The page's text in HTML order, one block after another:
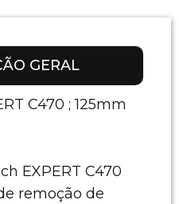
GERAL
C470 ; 125mm
EXPERT C470
remoção de